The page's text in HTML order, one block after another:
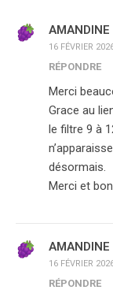
AMANDINE
16 FÉVRIER
RÉPONDRE
Merci
Grace au
le filtre 9 à
désormais.
Merci et
AMANDINE
16 FÉVRIER
RÉPONDRE